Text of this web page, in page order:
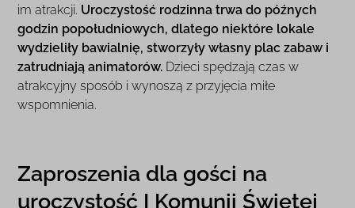
im atrakcji. Uroczystość rodzinna trwa do późnych
godzin popołudniowych, dlatego niektóre lokale
wydzieliły bawialnię, stworzyły własny plac zabaw i
zatrudniają animatorów. Dzieci spędzają czas w
atrakcyjny sposób i wynoszą z przyjęcia miłe
wspomnienia.
Zaproszenia dla gości na
uroczystość I Komunii Świętej